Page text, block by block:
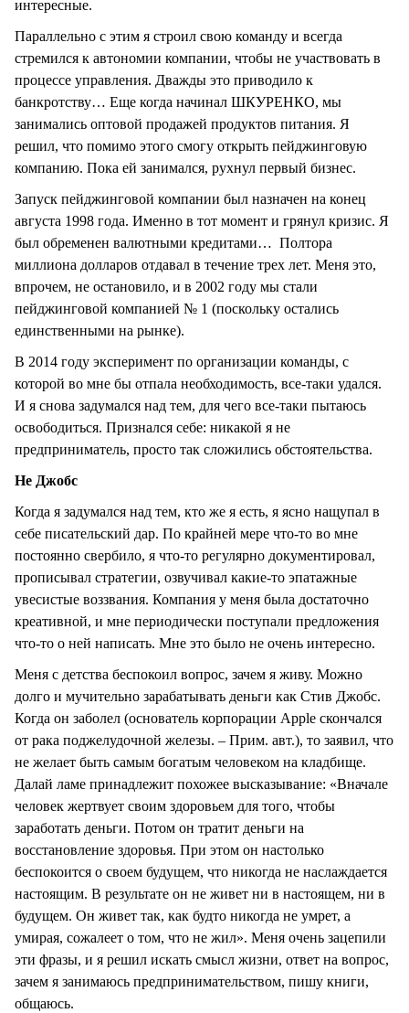
интересные.
Параллельно с этим я строил свою команду и всегда
стремился к автономии компании, чтобы не участвовать в
процессе управления. Дважды это приводило к
банкротству… Еще когда начинал ШКУРЕНКО, мы
занимались оптовой продажей продуктов питания. Я
решил, что помимо этого смогу открыть пейджинговую
компанию. Пока ей занимался, рухнул первый бизнес.
Запуск пейджинговой компании был назначен на конец
августа 1998 года. Именно в тот момент и грянул кризис. Я
был обременен валютными кредитами… Полтора
миллиона долларов отдавал в течение трех лет. Меня это,
впрочем, не остановило, и в 2002 году мы стали
пейджинговой компанией № 1 (поскольку остались
единственными на рынке).
В 2014 году эксперимент по организации команды, с
которой во мне бы отпала необходимость, все-таки удался.
И я снова задумался над тем, для чего все-таки пытаюсь
освободиться. Признался себе: никакой я не
предприниматель, просто так сложились обстоятельства.
Не Джобс
Когда я задумался над тем, кто же я есть, я ясно нащупал в
себе писательский дар. По крайней мере что-то во мне
постоянно свербило, я что-то регулярно документировал,
прописывал стратегии, озвучивал какие-то эпатажные
увесистые воззвания. Компания у меня была достаточно
креативной, и мне периодически поступали предложения
что-то о ней написать. Мне это было не очень интересно.
Меня с детства беспокоил вопрос, зачем я живу. Можно
долго и мучительно зарабатывать деньги как Стив Джобс.
Когда он заболел (основатель корпорации Apple скончался
от рака поджелудочной железы. – Прим. авт.), то заявил, что
не желает быть самым богатым человеком на кладбище.
Далай ламе принадлежит похожее высказывание: «Вначале
человек жертвует своим здоровьем для того, чтобы
заработать деньги. Потом он тратит деньги на
восстановление здоровья. При этом он настолько
беспокоится о своем будущем, что никогда не наслаждается
настоящим. В результате он не живет ни в настоящем, ни в
будущем. Он живет так, как будто никогда не умрет, а
умирая, сожалеет о том, что не жил». Меня очень зацепили
эти фразы, и я решил искать смысл жизни, ответ на вопрос,
зачем я занимаюсь предпринимательством, пишу книги,
общаюсь.